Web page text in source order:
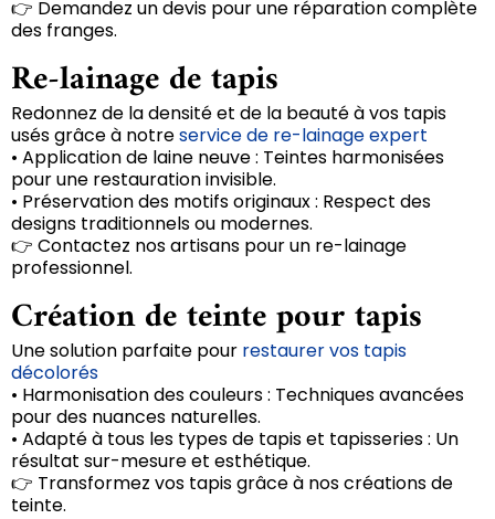
👉 Demandez un devis pour une réparation complète
des franges.
Re-lainage de tapis
Redonnez de la densité et de la beauté à vos tapis
usés grâce à notreservice de re-lainage expert
• Application de laine neuve : Teintes harmonisées
pour une restauration invisible.
• Préservation des motifs originaux : Respect des
designs traditionnels ou modernes.
👉 Contactez nos artisans pour un re-lainage
professionnel.
Création de teinte pour tapis
Une solution parfaite pour restaurer vos tapis
décolorés
• Harmonisation des couleurs : Techniques avancées
pour des nuances naturelles.
• Adapté à tous les types de tapis et tapisseries : Un
résultat sur-mesure et esthétique.
👉 Transformez vos tapis grâce à nos créations de
teinte.